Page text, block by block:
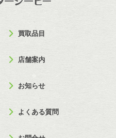
買取品目
店舗案内
お知らせ
よくある質問